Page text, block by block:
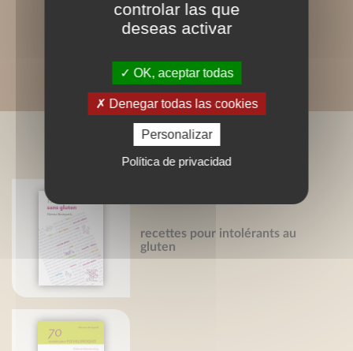
LIVRES ASSOCIÉS
recettes pour intolérants au
gluten
controlar las que
deseas activar
OK, aceptar todas
Denegar todas las cookies
Personalizar
Política de privacidad